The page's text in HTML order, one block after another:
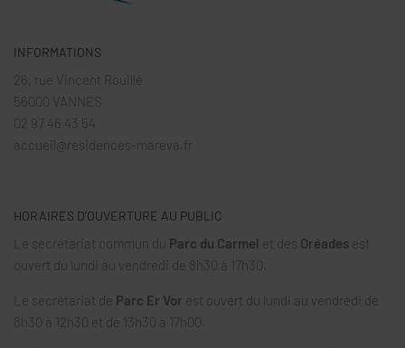
INFORMATIONS
26, rue Vincent Rouillé
56000 VANNES
02 97 46 43 54
accueil@residences-mareva.fr
HORAIRES D’OUVERTURE AU PUBLIC
Le secrétariat commun du Parc du Carmel et des Oréades est
ouvert du lundi au vendredi de 8h30 à 17h30.
Le secrétariat de Parc Er Vor est ouvert du lundi au vendredi de
8h30 à 12h30 et de 13h30 à 17h00.